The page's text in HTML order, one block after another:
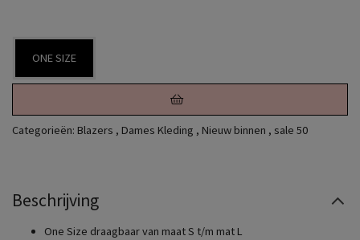
ONE SIZE
Categorieën: Blazers , Dames Kleding , Nieuw binnen , sale 50
Beschrijving
One Size draagbaar van maat S t/m mat L